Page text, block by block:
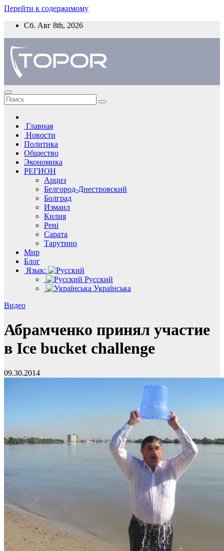
Перейти к содержимому
Сб. Авг 8th, 2026
Главная
Новости
Политика
Общество
Экономика
РЕГИОН
Арциз
Белгород-Днестровский
Болград
Измаил
Килия
Рені
Сарата
Тарутино
Мир
Блог
Язык:
Русский
Українська
Видео
Абрамченко принял участие
в Ice bucket challenge
09.30.2014